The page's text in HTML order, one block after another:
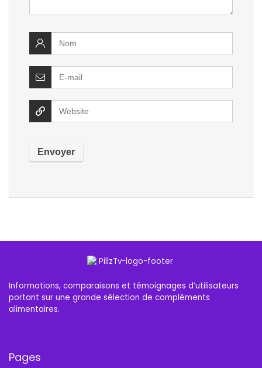
Informations, comparaisons et témoignages d’utilisateurs
portant sur une grande sélection de compléments
alimentaires.
Pages